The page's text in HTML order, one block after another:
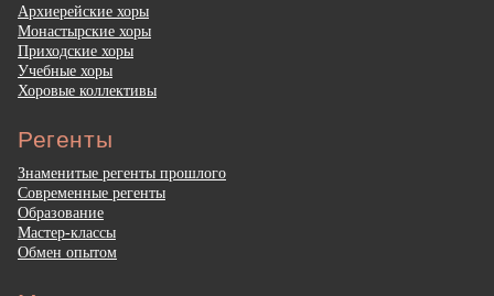
Архиерейские хоры
Монастырские хоры
Приходские хоры
Учебные хоры
Хоровые коллективы
Регенты
Знаменитые регенты прошлого
Современные регенты
Образование
Мастер-классы
Обмен опытом